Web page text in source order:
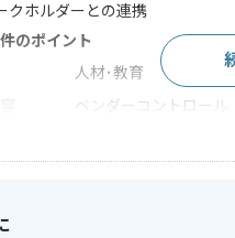
クホルダーとの連携
のポイント
人材･教育
ベンダーコントロール
キル